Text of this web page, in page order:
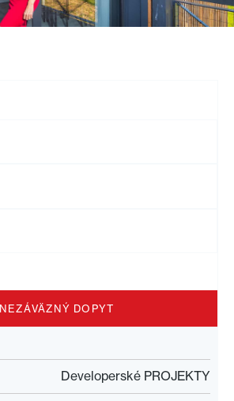
NEZÁVÄZNÝ DOPYT
Developerské PROJEKTY